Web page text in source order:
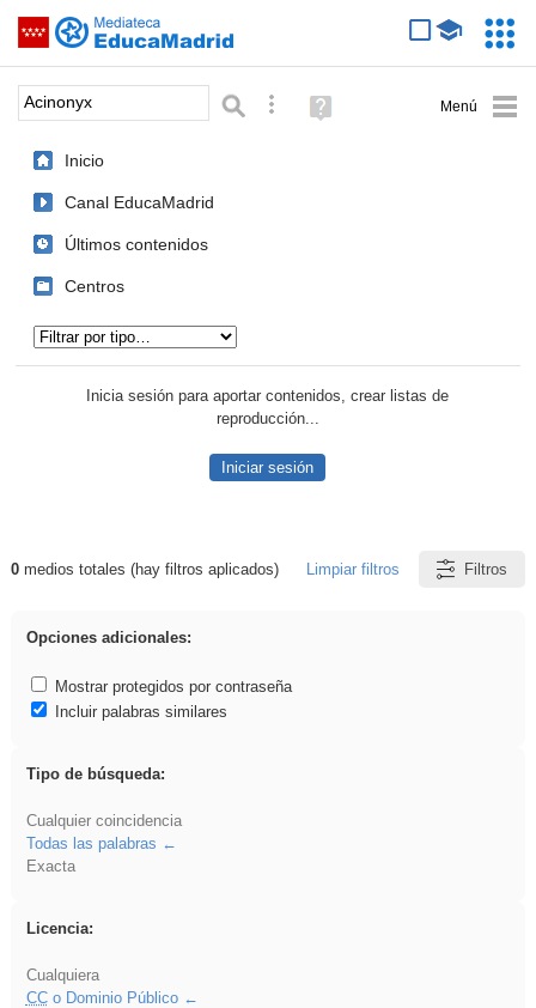
Saltar navegación
Palabra o frase: Búsqueda avanzada
Ayuda
(en
Inicio
Canal EducaMadrid
Últimos contenidos
Centros
Inicia sesión para aportar contenidos, crear listas de
reproducción...
Iniciar sesión
Resultados de: Acinonyx
0medios totales (hay filtros aplicados) Limpiar filtros Filtros
Opciones adicionales:
Mostrar protegidos por contraseña
Incluir palabras similares
Tipo de búsqueda:
Cualquier coincidencia
Todas las palabras
Exacta
Licencia:
Cualquiera
CCo Dominio Público